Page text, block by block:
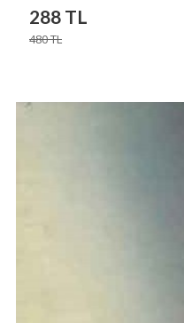
288 TL
480TL